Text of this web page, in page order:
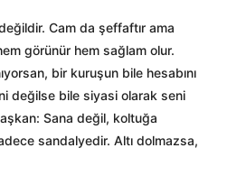
Cam da şeffaftır ama
görünür hem sağlam olur.
bir kuruşun bile hesabını
değilse bile siyasi olarak seni
Sana değil, koltuğa
sandalyedir. Altı dolmazsa,